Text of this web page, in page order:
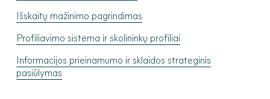
Išskaitų mažinimo pagrindimas
Profiliavimo sistema ir skolininkų profiliai
Informacijos prieinamumo ir sklaidos strateginis
pasiūlymas